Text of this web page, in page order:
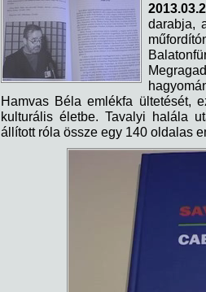
darabja,
Hamvas Béla emlékfa ültetését,
kulturális életbe. Tavalyi halála
állított róla össze egy 140 oldalas